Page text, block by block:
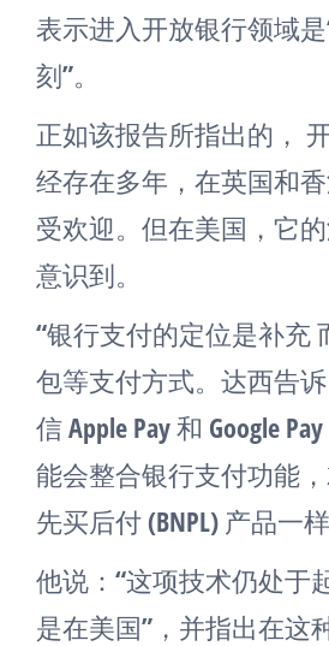
表示进入开放银行领域
刻”。
正如该报告所指出的，
经存在多年，在英国和
受欢迎。但在美国，它
意识到。
“银行支付的定位是补充
包等支付方式。达西告诉
信 Apple Pay 和 Google
能会整合银行支付功能
先买后付 (BNPL) 产品一样
他说：“这项技术仍处于
是在美国”，并指出在这